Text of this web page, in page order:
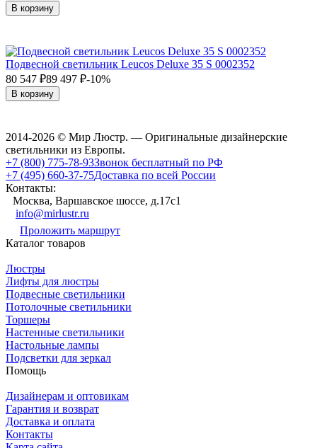
В корзину
Подвесной светильник Leucos Deluxe 35 S 0002352
80 547 ₽89 497 ₽-10%
В корзину
2014-2026 © Мир Люстр. — Оригинальные дизайнерские
светильники из Европы.
+7 (800) 775-78-93Звонок бесплатный по РФ
+7 (495) 660-37-75Доставка по всей России
Контакты:
Москва, Варшавское шоссе, д.17c1
info@mirlustr.ru
Проложить маршрут
Каталог товаров
Люстры
Лифты для люстры
Подвесные светильники
Потолочные светильники
Торшеры
Настенные светильники
Настольные лампы
Подсветки для зеркал
Помощь
Дизайнерам и оптовикам
Гарантия и возврат
Доставка и оплата
Контакты